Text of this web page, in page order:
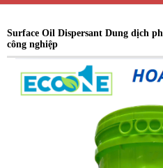
Surface Oil Dispersant Dung dịch
công nghiệp